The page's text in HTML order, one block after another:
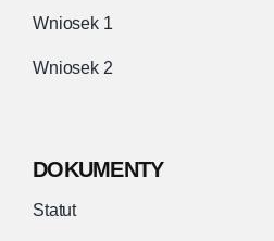
Wniosek 1
Wniosek 2
DOKUMENTY
Statut